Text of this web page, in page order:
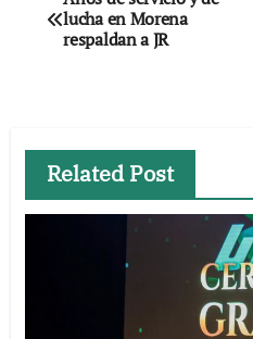
delucha en Morena
respaldan a JR
Related Post